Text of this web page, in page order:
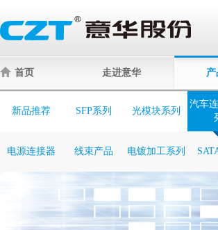
首页 走进意华
新品推荐 SFP系列 光模块系列
汽车
电源连接器
线束产品 电镀加工系列